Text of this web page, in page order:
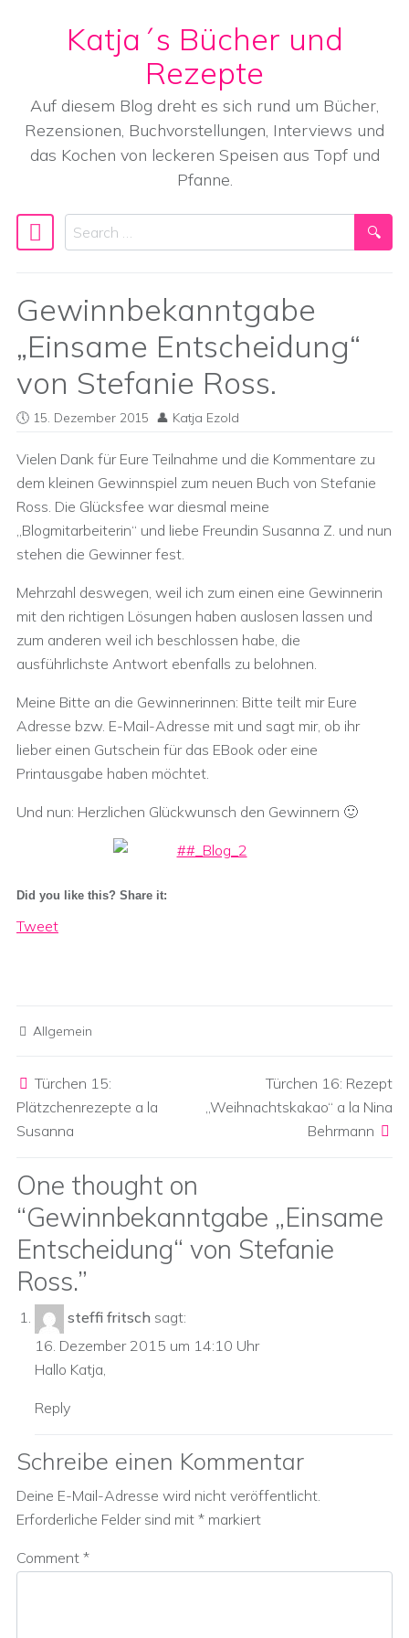
Skip to content
Katja´s Bücher und
Rezepte
Auf diesem Blog dreht es sich rund um Bücher,
Rezensionen, Buchvorstellungen, Interviews und
das Kochen von leckeren Speisen aus Topf und
Pfanne.
Main Navigation
Search
Gewinnbekanntgabe
„Einsame Entscheidung“
von Stefanie Ross.
15. Dezember 2015 Katja Ezold
Vielen Dank für Eure Teilnahme und die Kommentare zu
dem kleinen Gewinnspiel zum neuen Buch von Stefanie
Ross. Die Glücksfee war diesmal meine
„Blogmitarbeiterin“ und liebe Freundin Susanna Z. und nun
stehen die Gewinner fest.
Mehrzahl deswegen, weil ich zum einen eine Gewinnerin
mit den richtigen Lösungen haben auslosen lassen und
zum anderen weil ich beschlossen habe, die
ausführlichste Antwort ebenfalls zu belohnen.
Meine Bitte an die Gewinnerinnen: Bitte teilt mir Eure
Adresse bzw. E-Mail-Adresse mit und sagt mir, ob ihr
lieber einen Gutschein für das EBook oder eine
Printausgabe haben möchtet.
Und nun: Herzlichen Glückwunsch den Gewinnern 🙂
Did you like this? Share it:
Tweet
Allgemein
Türchen 15:
Plätzchenrezepte a la
Susanna
Türchen 16: Rezept
„Weihnachtskakao“ a la Nina
Behrmann
One thought on
“Gewinnbekanntgabe „Einsame
Entscheidung“ von Stefanie
Ross.”
steffi fritsch sagt:
16. Dezember 2015 um 14:10 Uhr
Hallo Katja,
Reply
Schreibe einen Kommentar
Deine E-Mail-Adresse wird nicht veröffentlicht.
Erforderliche Felder sind mit * markiert
Comment *